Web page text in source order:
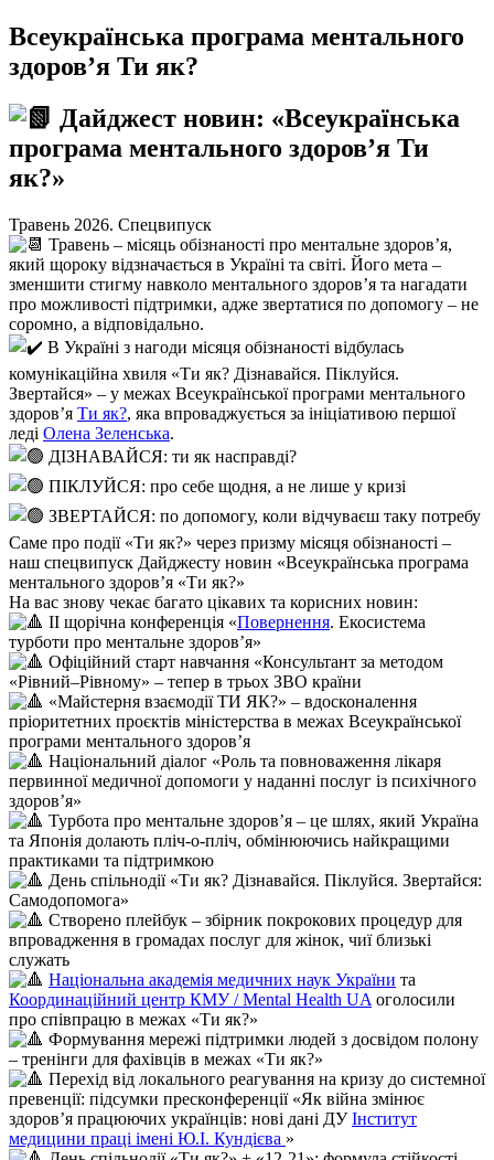
Всеукраїнська програма ментального
здоров’я Ти як?
Дайджест новин: «Всеукраїнська
програма ментального здоров’я Ти
як?»
Травень 2026. Спецвипуск
Травень – місяць обізнаності про ментальне здоров’я,
який щороку відзначається в Україні та світі. Його мета –
зменшити стигму навколо ментального здоров’я та нагадати
про можливості підтримки, адже звертатися по допомогу – не
соромно, а відповідально.
В Україні з нагоди місяця обізнаності відбулась
комунікаційна хвиля «Ти як? Дізнавайся. Піклуйся.
Звертайся» – у межах Всеукраїнської програми ментального
здоров’я Ти як?, яка впроваджується за ініціативою першої
леді Олена Зеленська.
ДІЗНАВАЙСЯ: ти як насправді?
ПІКЛУЙСЯ: про себе щодня, а не лише у кризі
ЗВЕРТАЙСЯ: по допомогу, коли відчуваєш таку потребу
Саме про події «Ти як?» через призму місяця обізнаності –
наш спецвипуск Дайджесту новин «Всеукраїнська програма
ментального здоров’я «Ти як?»
На вас знову чекає багато цікавих та корисних новин:
ІІ щорічна конференція «Повернення. Екосистема
турботи про ментальне здоров’я»
Офіційний старт навчання «Консультант за методом
«Рівний–Рівному» – тепер в трьох ЗВО країни
«Майстерня взаємодії ТИ ЯК?» – вдосконалення
пріоритетних проєктів міністерства в межах Всеукраїнської
програми ментального здоров’я
Національний діалог «Роль та повноваження лікаря
первинної медичної допомоги у наданні послуг із психічного
здоров’я»
Турбота про ментальне здоров’я – це шлях, який Україна
та Японія долають пліч-о-пліч, обмінюючись найкращими
практиками та підтримкою
День спільнодії «Ти як? Дізнавайся. Піклуйся. Звертайся:
Самодопомога»
Створено плейбук – збірник покрокових процедур для
впровадження в громадах послуг для жінок, чиї близькі
служать
Національна академія медичних наук України та
Координаційний центр КМУ / Mental Health UA оголосили
про співпрацю в межах «Ти як?»
Формування мережі підтримки людей з досвідом полону
– тренінги для фахівців в межах «Ти як?»
Перехід від локального реагування на кризу до системної
превенції: підсумки пресконференції «Як війна змінює
здоров’я працюючих українців: нові дані ДУІнститут
медицини праці імені Ю.І. Кундієва »